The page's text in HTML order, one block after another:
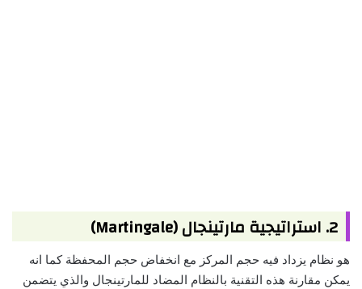
2. استراتيجية مارتينجال (Martingale)
هو نظام يزداد فيه حجم المركز مع انخفاض حجم المحفظة كما انه
يمكن مقارنة هذه التقنية بالنظام المضاد للمارتينجال والذي يتضمن